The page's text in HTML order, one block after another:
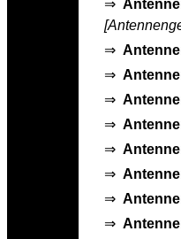
⇒
⇒
⇒
⇒
⇒
⇒
⇒
⇒
⇒